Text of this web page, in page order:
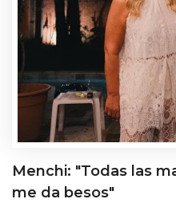
Menchi: "Todas las
me da besos"